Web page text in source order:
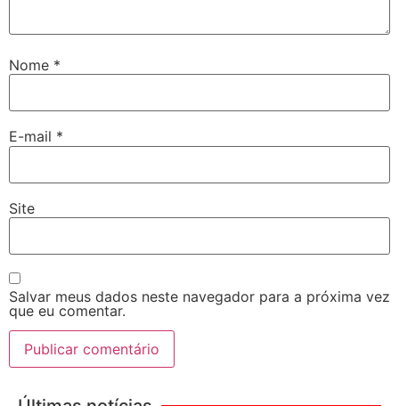
Nome *
E-mail *
Site
Salvar meus dados neste navegador para a próxima vez
que eu comentar.